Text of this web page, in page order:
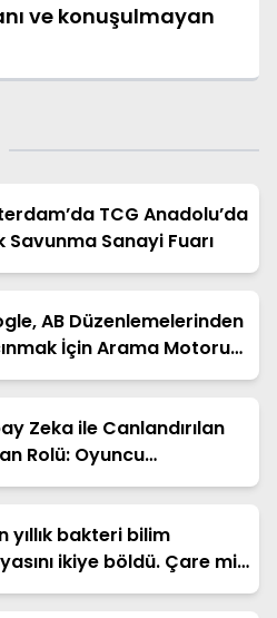
ve konuşulmayan
TCG Anadolu’da
Savunma Sanayi Fuarı
AB Düzenlemelerinden
İçin Arama Motoru
Değiştiriyor
Zeka ile Canlandırılan
Rolü: Oyuncu
Ağladım"
yıllık bakteri bilim
ikiye böldü. Çare mi
mi?